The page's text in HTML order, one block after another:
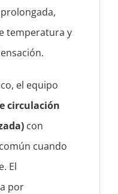
temperatura y
el equipo
circulación
con
cuando
El
por